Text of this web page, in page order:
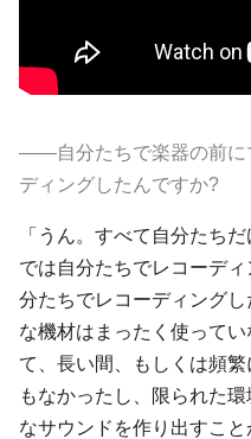
――自分たちで楽器の前に
ディングしたんですか?
「うん。すべて自分たち
では自分たちでレコーデ
分たちでレコーディング
な機材はまったく使って
て、長い間、もしくは頻
もなかったし、限られた
なサウンドを作り出すこ